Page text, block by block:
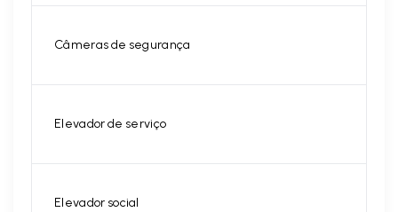
Câmeras de segurança
Elevador de serviço
Elevador social